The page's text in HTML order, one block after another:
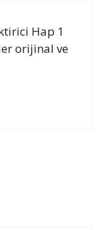
Hap 1
orijinal ve